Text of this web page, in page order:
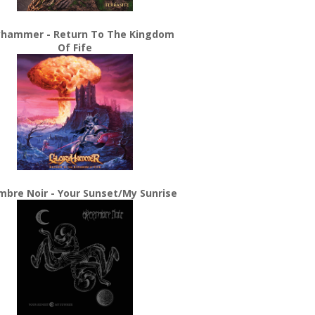
- Return To The Kingdom
Of Fife
Noir - Your Sunset/My Sunrise